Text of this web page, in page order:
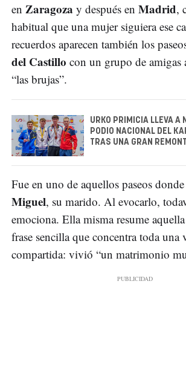
en Zaragoza y después en Madrid,
habitual que una mujer siguiera ese
recuerdos aparecen también los
del Castillo con un grupo de amigas
“las brujas”.
URKO PRIMICIA LLEVA A
PODIO NACIONAL DEL
TRAS UNA GRAN
Fue en uno de aquellos paseos
Miguel, su marido. Al evocarlo,
emociona. Ella misma resume
frase sencilla que concentra toda una
compartida: vivió “un matrimonio